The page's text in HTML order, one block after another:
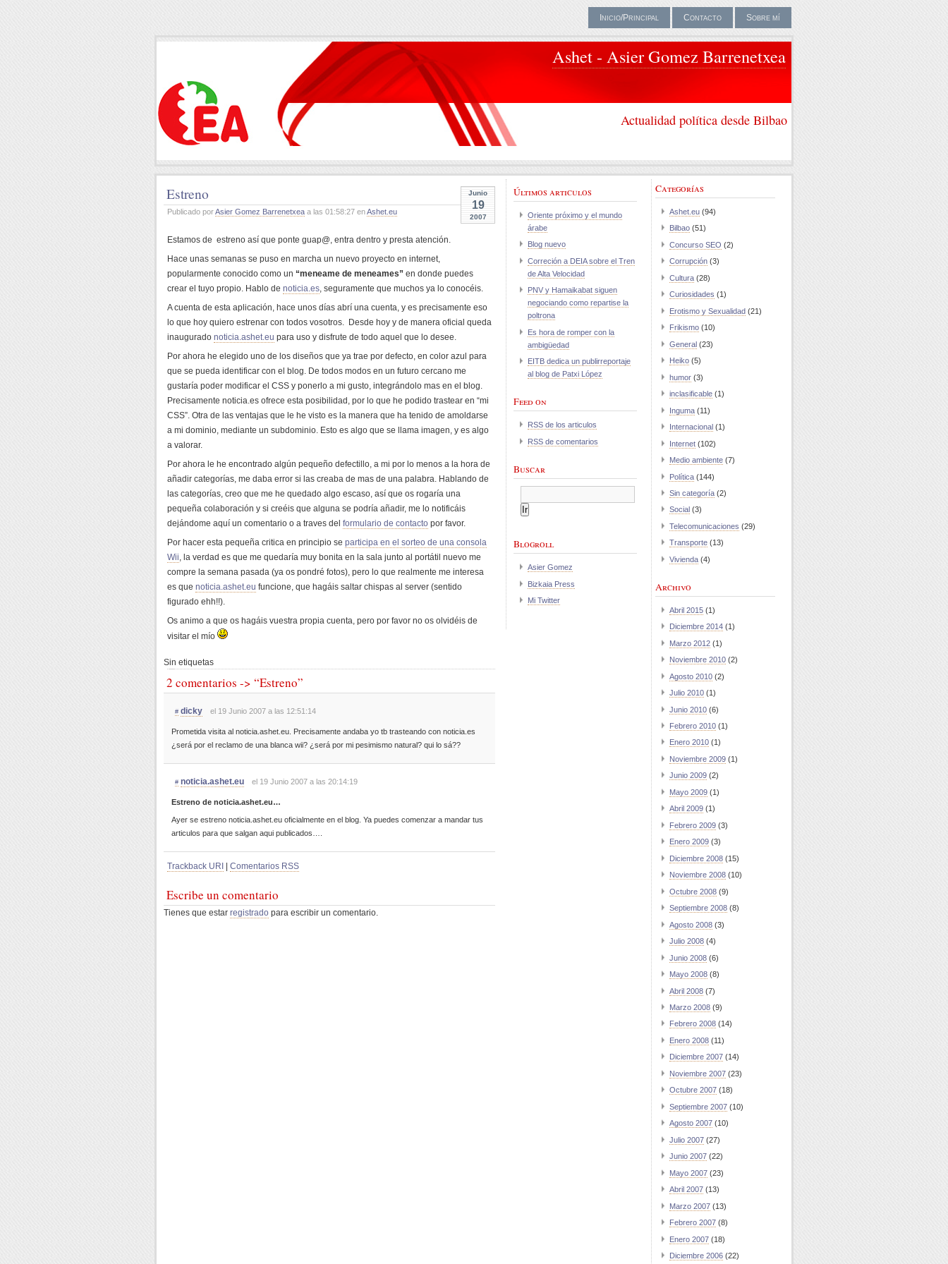
Inicio/Principal Contacto Sobre mí
Ashet - Asier Gomez Barrenetxea
Actualidad política desde Bilbao
Junio
19
2007
Estreno
Publicado porAsier Gomez Barrenetxea a las 01:58:27 enAshet.eu
Estamos de estreno así que ponte guap@, entra dentro y presta atención.
Hace unas semanas se puso en marcha un nuevo proyecto en internet,
popularmente conocido como un “meneame de meneames” en donde puedes
crear el tuyo propio. Hablo de noticia.es, seguramente que muchos ya lo conocéis.
A cuenta de esta aplicación, hace unos días abrí una cuenta, y es precisamente eso
lo que hoy quiero estrenar con todos vosotros. Desde hoy y de manera oficial queda
inaugurado noticia.ashet.eu para uso y disfrute de todo aquel que lo desee.
Por ahora he elegido uno de los diseños que ya trae por defecto, en color azul para
que se pueda identificar con el blog. De todos modos en un futuro cercano me
gustaría poder modificar el CSS y ponerlo a mi gusto, integrándolo mas en el blog.
Precisamente noticia.es ofrece esta posibilidad, por lo que he podido trastear en “mi
CSS”. Otra de las ventajas que le he visto es la manera que ha tenido de amoldarse
a mi dominio, mediante un subdominio. Esto es algo que se llama imagen, y es algo
a valorar.
Por ahora le he encontrado algún pequeño defectillo, a mi por lo menos a la hora de
añadir categorías, me daba error si las creaba de mas de una palabra. Hablando de
las categorías, creo que me he quedado algo escaso, así que os rogaría una
pequeña colaboración y si creéis que alguna se podría añadir, me lo notificáis
dejándome aquí un comentario o a traves del formulario de contacto por favor.
Por hacer esta pequeña critica en principio se participa en el sorteo de una consola
Wii, la verdad es que me quedaría muy bonita en la sala junto al portátil nuevo me
compre la semana pasada (ya os pondré fotos), pero lo que realmente me interesa
es que noticia.ashet.eu funcione, que hagáis saltar chispas al server (sentido
figurado ehh!!).
Os animo a que os hagáis vuestra propia cuenta, pero por favor no os olvidéis de
visitar el mío
Sin etiquetas
2 comentarios -> “Estreno”
# dicky el 19 Junio 2007 a las 12:51:14
Prometida visita al noticia.ashet.eu. Precisamente andaba yo tb trasteando con noticia.es
¿será por el reclamo de una blanca wii? ¿será por mi pesimismo natural? qui lo sá??
# noticia.ashet.eu el 19 Junio 2007 a las 20:14:19
Estreno de noticia.ashet.eu…
Ayer se estreno noticia.ashet.eu oficialmente en el blog. Ya puedes comenzar a mandar tus
articulos para que salgan aqui publicados….
Trackback URI Comentarios RSS
Escribe un comentario
Tienes que estar registrado para escribir un comentario.
Últimos articulos
Oriente próximo y el mundo
árabe
Blog nuevo
Correción a DEIA sobre el Tren
de Alta Velocidad
PNV y Hamaikabat siguen
negociando como repartise la
poltrona
Es hora de romper con la
ambigüedad
EITB dedica un publirreportaje
al blog de Patxi López
Feed on
RSS de los articulos
RSS de comentarios
Buscar
Blogroll
Asier Gomez
Bizkaia Press
Mi Twitter
Categorías
Ashet.eu (94)
Bilbao (51)
Concurso SEO (2)
Corrupción (3)
Cultura (28)
Curiosidades (1)
Erotismo y Sexualidad (21)
Frikismo (10)
General (23)
Heiko (5)
humor (3)
inclasificable (1)
Inguma (11)
Internacional (1)
Internet (102)
Medio ambiente (7)
Política (144)
Sin categoría (2)
Social (3)
Telecomunicaciones (29)
Transporte (13)
Vivienda (4)
Archivo
Abril 2015 (1)
Diciembre 2014 (1)
Marzo 2012 (1)
Noviembre 2010 (2)
Agosto 2010 (2)
Julio 2010 (1)
Junio 2010 (6)
Febrero 2010 (1)
Enero 2010 (1)
Noviembre 2009 (1)
Junio 2009 (2)
Mayo 2009 (1)
Abril 2009 (1)
Febrero 2009 (3)
Enero 2009 (3)
Diciembre 2008 (15)
Noviembre 2008 (10)
Octubre 2008 (9)
Septiembre 2008 (8)
Agosto 2008 (3)
Julio 2008 (4)
Junio 2008 (6)
Mayo 2008 (8)
Abril 2008 (7)
Marzo 2008 (9)
Febrero 2008 (14)
Enero 2008 (11)
Diciembre 2007 (14)
Noviembre 2007 (23)
Octubre 2007 (18)
Septiembre 2007 (10)
Agosto 2007 (10)
Julio 2007 (27)
Junio 2007 (22)
Mayo 2007 (23)
Abril 2007 (13)
Marzo 2007 (13)
Febrero 2007 (8)
Enero 2007 (18)
Diciembre 2006 (22)